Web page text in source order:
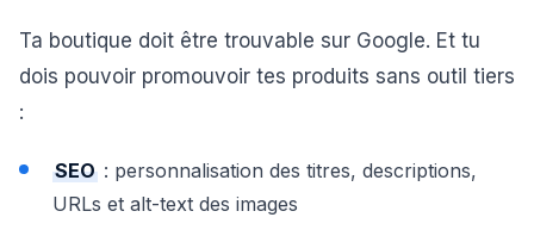
Ta boutique doit être trouvable sur Google. Et tu
dois pouvoir promouvoir tes produits sans outil tiers
:
SEO : personnalisation des titres, descriptions,
URLs et alt-text des images